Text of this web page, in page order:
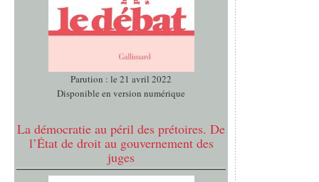
Parution : le 21 avril 2022
Disponible en version numérique
La démocratie au péril des prétoires. De
l’État de droit au gouvernement des
juges